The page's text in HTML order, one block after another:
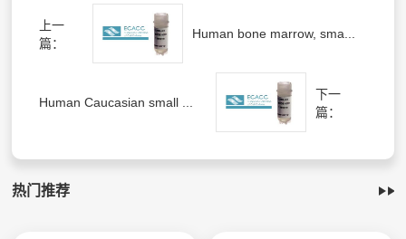
上一
篇：
Human bone marrow, sma...
Human Caucasian small ...
下一
篇：
热门推荐